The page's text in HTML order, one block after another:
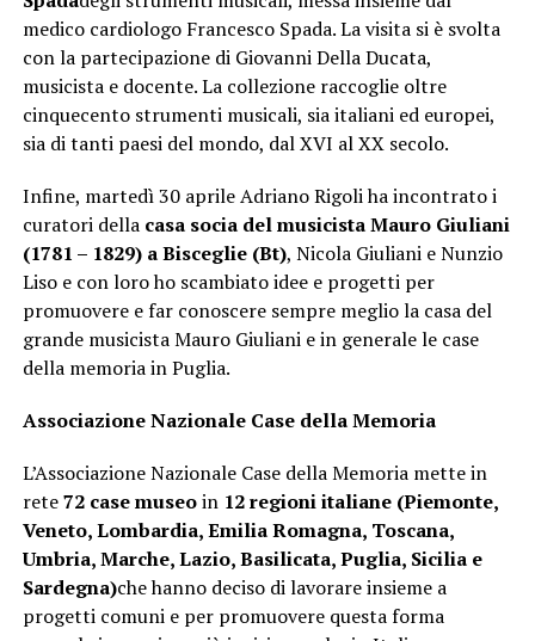
medico cardiologo Francesco Spada. La visita si è svolta
con la partecipazione di Giovanni Della Ducata,
musicista e docente. La collezione raccoglie oltre
cinquecento strumenti musicali, sia italiani ed europei,
sia di tanti paesi del mondo, dal XVI al XX secolo.
Infine, martedì 30 aprile Adriano Rigoli ha incontrato i
curatori della casa socia del musicista Mauro Giuliani
(1781 – 1829) a Bisceglie (Bt), Nicola Giuliani e Nunzio
Liso e con loro ho scambiato idee e progetti per
promuovere e far conoscere sempre meglio la casa del
grande musicista Mauro Giuliani e in generale le case
della memoria in Puglia.
Associazione Nazionale Case della Memoria
L’Associazione Nazionale Case della Memoria mette in
rete72 case museoin 12 regioni italiane (Piemonte,
Veneto, Lombardia, Emilia Romagna, Toscana,
Umbria, Marche, Lazio, Basilicata, Puglia, Sicilia e
Sardegna)che hanno deciso di lavorare insieme a
progetti comuni e per promuovere questa forma